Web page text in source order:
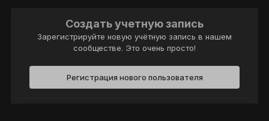
Создать учетную запись
Зарегистрируйте новую учётную запись в нашем
сообществе. Это очень просто!
Регистрация нового пользователя